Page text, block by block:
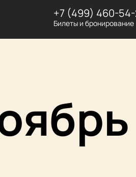
+7 (499) 460-
Билеты и бронирование